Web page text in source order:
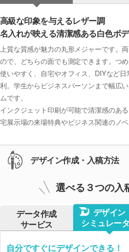
高級な印象を与えるレザー調
名入れが映える清潔感ある白色ボ
上質な質感が魅力の丸形メジャーです。
ので、どちらの面でも測定できます。つ
使いやすく、自宅やオフィス、DIYなど
利。学生からビジネスパーソンまで幅広
ムです。
インクジェット印刷が可能で清潔感のあ
宅展示場の来場特典やビジネス関連のノ
デザイン作成・入稿方法
選べる３つの入
データ作成
サービス
デザイン
シミュレー
自分ですぐにデザインできる！